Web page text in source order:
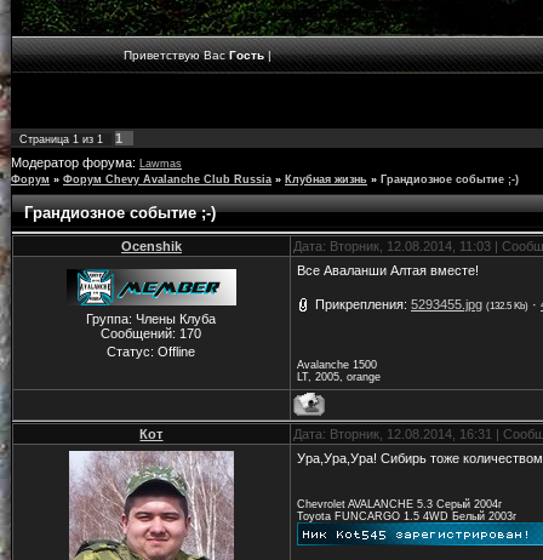
Приветствую Вас Гость|
Страница 1 из 1
1
Модератор форума: Lawmas
Форум » Форум Chevy Avalanche Club Russia » Клубная жизнь » Грандиозное событие ;-)
Грандиозное событие ;-)
Ocenshik Дата: Вторник, 12.08.2014, 11:03 |
Группа: Члены Клуба
Сообщений: 170
Статус:Offline
Все Аваланши Алтая вместе!
Прикрепления: 5293455.jpg (132.5 Kb) ·
Avalanche 1500
LT, 2005, orange
Кот Дата: Вторник, 12.08.2014, 16:31 |
Ура,Ура,Ура! Сибирь тоже
Chevrolet AVALANCHE 5.3 Серый 2004г
Toyota FUNCARGO 1.5 4WD Белый 2003г